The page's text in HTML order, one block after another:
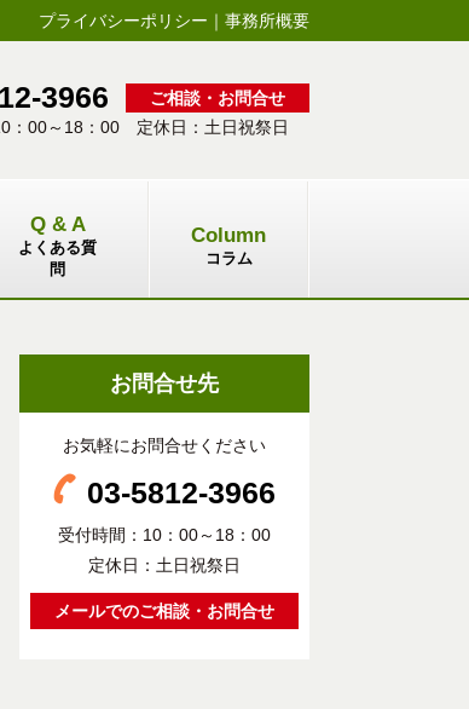
プライバシーポリシー ｜ 事務所概要
3966
ご相談・お問合せ
：00～18：00 定休日：土日祝祭日
Q & A
よくある質
問
Column
コラム
お問合せ先
お気軽にお問合せください
03-5812-3966
受付時間：10：00～18：00
定休日：土日祝祭日
メールでのご相談・お問合せ